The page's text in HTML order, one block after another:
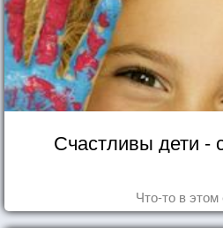
Счастливы дети -
Что-то в этом